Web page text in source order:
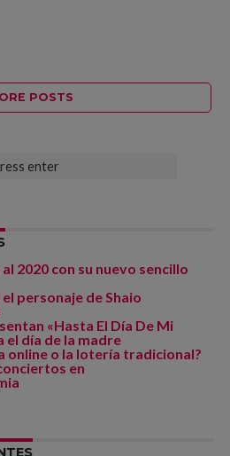
POSTS
2020 con su nuevo sencillo
personaje de Shaio
«Hasta El Día De Mi
el día de la madre
online o la lotería tradicional?
en